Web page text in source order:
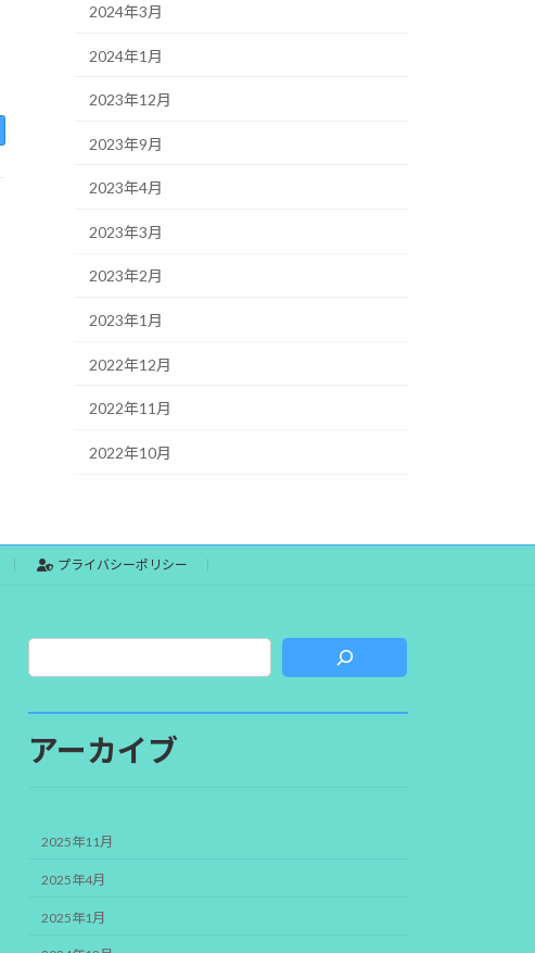
2024年3月
2024年1月
2023年12月
2023年9月
2023年4月
2023年3月
2023年2月
2023年1月
2022年12月
2022年11月
2022年10月
プライバシーポリシー
アーカイブ
2025年11月
2025年4月
2025年1月